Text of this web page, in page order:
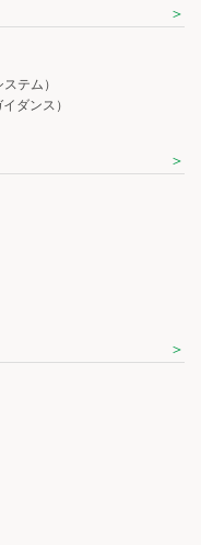
テム）
ダンス）